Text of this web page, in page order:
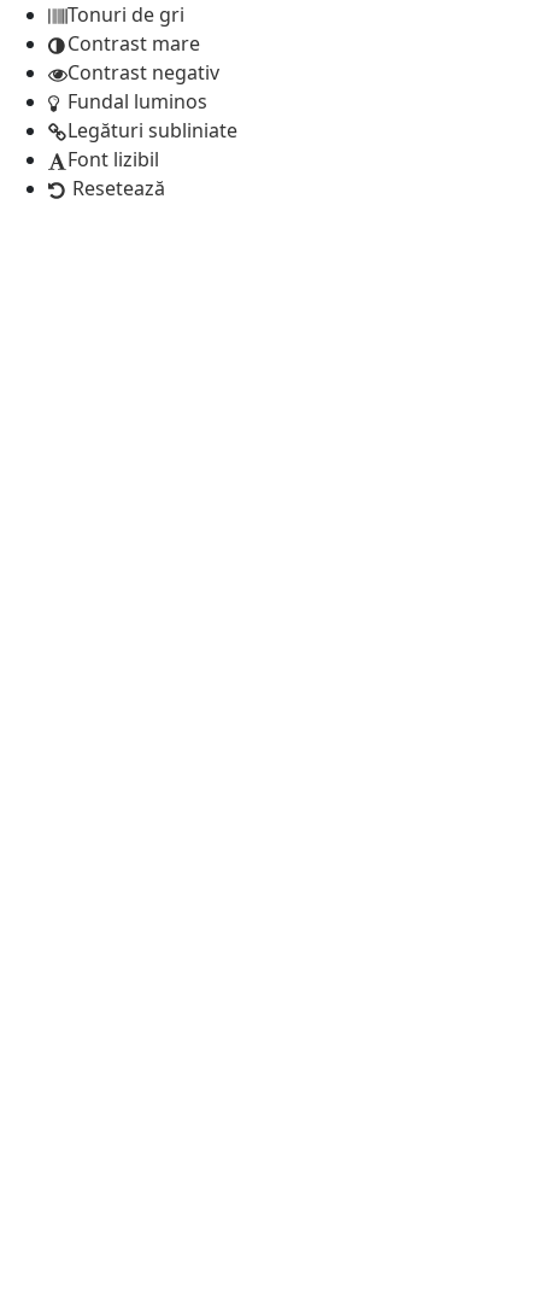
Tonuri de gri
Contrast mare
Contrast negativ
Fundal luminos
Legături subliniate
Font lizibil
Resetează